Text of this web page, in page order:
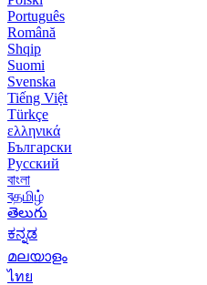
Português
Română
Shqip
Suomi
Svenska
Tiếng Việt
Türkçe
ελληνικά
Български
Русский
বাংলা
বதமிழ்
తెలుగు
ಕನ್ನಡ
മലയാളം
ไทย